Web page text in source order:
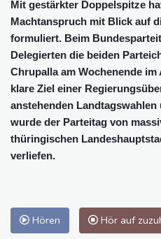
Mit gestärkter Doppelspitze
Machtanspruch mit Blick auf
formuliert. Beim
Delegierten die beiden
Chrupalla am Wochenende
klare Ziel einer
anstehenden
wurde der Parteitag von
thüringischen
verliefen.
Hören Hör auf